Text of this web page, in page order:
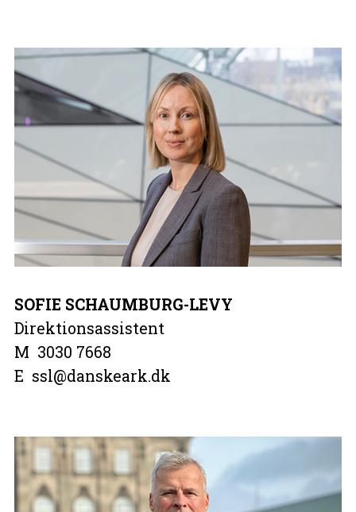
SOFIE SCHAUMBURG-LEVY
Direktionsassistent
M 3030 7668
E ssl@danskeark.dk